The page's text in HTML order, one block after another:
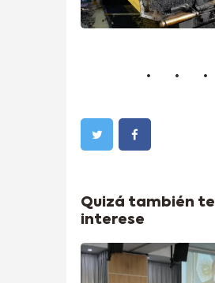
Quizá también te
interese